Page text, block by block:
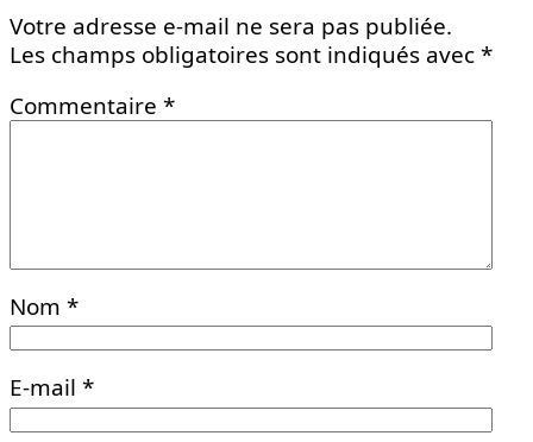
Votre adresse e-mail ne sera pas publiée.
Les champs obligatoires sont indiqués avec*
Commentaire *
Nom *
E-mail *